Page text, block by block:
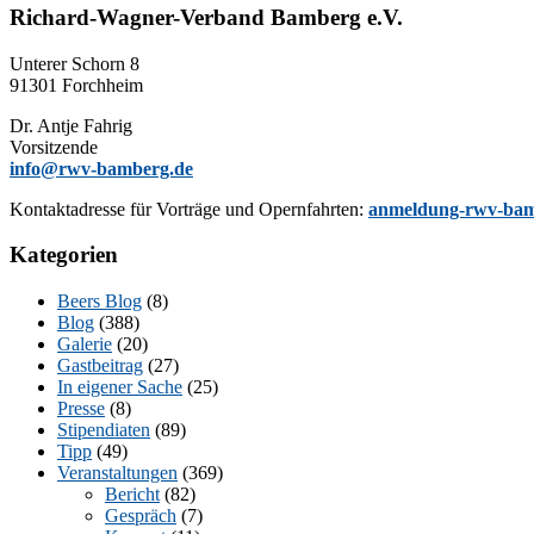
Richard-Wagner-Verband Bamberg e.V.
Un­te­rer Schorn 8
91301 Forchheim
Dr. Ant­je Fahrig
Vorsitzende
info@rwv-bamberg.de
Kon­takt­adres­se für Vor­trä­ge und Opern­fahr­ten: anmeldung-rwv-
Kategorien
Beers Blog (8)
Blog (388)
Galerie (20)
Gastbeitrag (27)
In eigener Sache (25)
Presse (8)
Stipendiaten (89)
Tipp (49)
Veranstaltungen (369)
Bericht (82)
Gespräch (7)